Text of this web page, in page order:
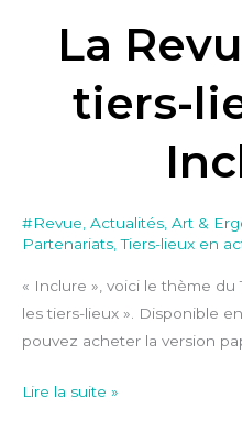
La
tiers-
#Revue Actualités Art &
Partenariats ,Tiers-lieux en
« Inclure », voici le thème du
les tiers-lieux ». Disponible
pouvez acheter la version
Lire la suite »